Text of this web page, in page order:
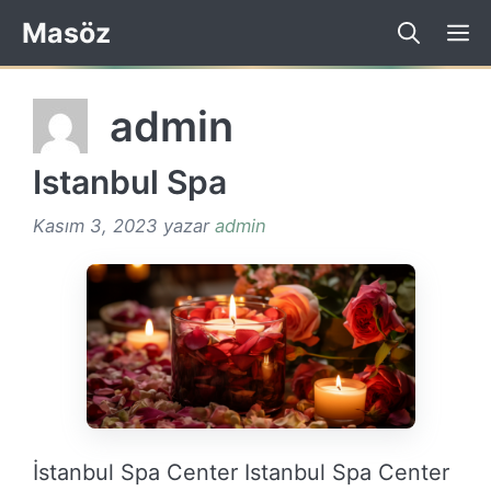
İçeriğe
atla
Masöz
admin
Istanbul Spa
Kasım 3, 2023 yazar admin
İstanbul Spa Center Istanbul Spa Center